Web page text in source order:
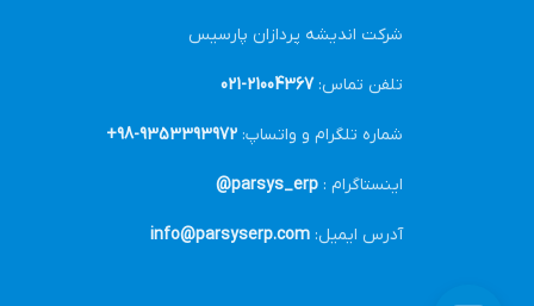
شرکت اندیشه پردازان پارسیس
تلفن تماس:21004367-021
شماره تلگرام و واتساپ: 9353393972-98+
اینستاگرام : parsys_erp@
آدرس ایمیل: info@parsyserp.com